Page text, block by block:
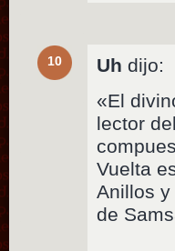
10 Uh dijo:
«El
lector
Vuelta
Anillos
de